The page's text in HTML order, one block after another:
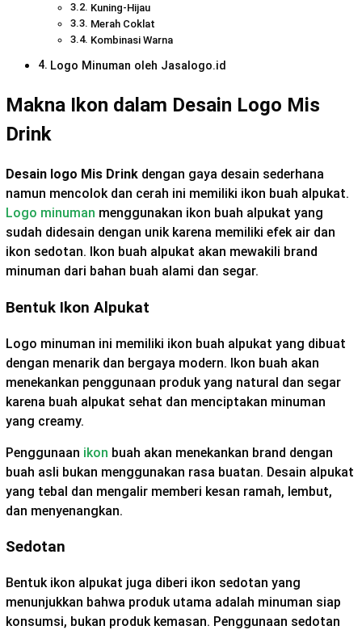
Kuning-Hijau
Merah Coklat
Kombinasi Warna
Logo Minuman oleh Jasalogo.id
Makna Ikon dalam Desain Logo Mis
Drink
Desain logo Mis Drink dengan gaya desain sederhana
namun mencolok dan cerah ini memiliki ikon buah alpukat.
Logo minuman menggunakan ikon buah alpukat yang
sudah didesain dengan unik karena memiliki efek air dan
ikon sedotan. Ikon buah alpukat akan mewakili brand
minuman dari bahan buah alami dan segar.
Bentuk Ikon Alpukat
Logo minuman ini memiliki ikon buah alpukat yang dibuat
dengan menarik dan bergaya modern. Ikon buah akan
menekankan penggunaan produk yang natural dan segar
karena buah alpukat sehat dan menciptakan minuman
yang creamy.
Penggunaan ikon buah akan menekankan brand dengan
buah asli bukan menggunakan rasa buatan. Desain alpukat
yang tebal dan mengalir memberi kesan ramah, lembut,
dan menyenangkan.
Sedotan
Bentuk ikon alpukat juga diberi ikon sedotan yang
menunjukkan bahwa produk utama adalah minuman siap
konsumsi, bukan produk kemasan. Penggunaan sedotan